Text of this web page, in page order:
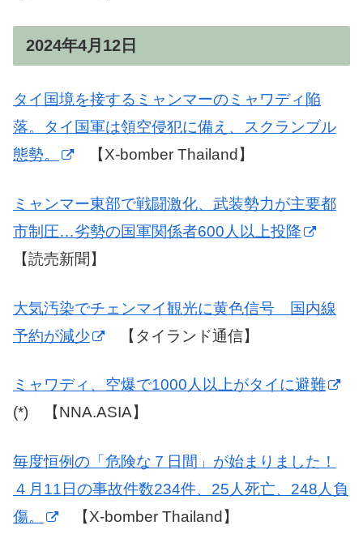
2024年4月12日
タイ国境を接するミャンマーのミャワディ陥
落。タイ国軍は領空侵犯に備え、スクランブル
態勢。
【X-bomber Thailand】
ミャンマー東部で戦闘激化、武装勢力が主要都
市制圧…劣勢の国軍関係者600人以上投降
【読売新聞】
大気汚染でチェンマイ観光に黄色信号 国内線
予約が減少
【タイランド通信】
ミャワディ、空爆で1000人以上がタイに避難
(*) 【NNA.ASIA】
毎度恒例の「危険な７日間」が始まりました！
４月11日の事故件数234件、25人死亡、248人負
傷。
【X-bomber Thailand】